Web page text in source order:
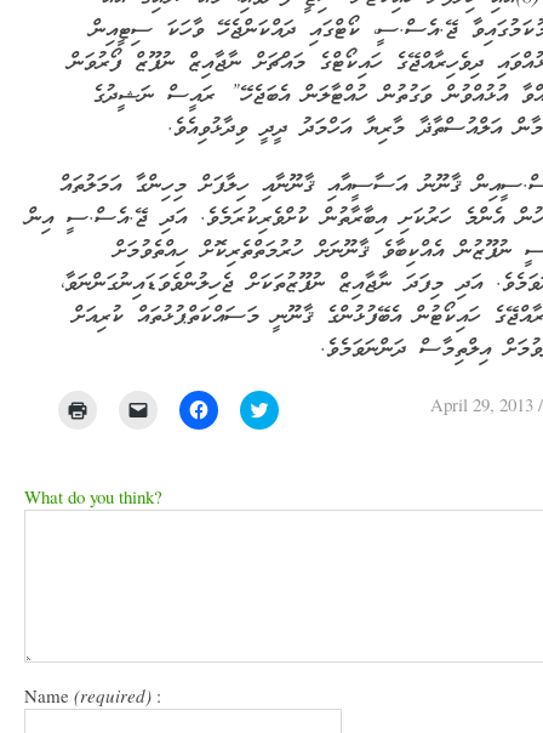
ޖޭ.އެސް.ސީ، ކޯޓްގައި ދައްކަންޖެހޭ ވާހަކަ ސިޓީއިން
ދިވެހިރާއްޖޭގެ ހައިކޯޓްގެ މައްޗަށް ނާޖާއިޒް ނުފޫޒް ފޯރުވަން
އުޅުއްވުން ވަގުތުން ހުއްޓާލަން އެބަޖެހޭ” ރައީސް ނަޝީދުގެ
އަލްއުސްތާޛާ މާރިޔާ އަހްމަދު ދީދީ ވިދާޅުވިއެވެ.
ޤާނޫނު އަސާސީއާއި ޤާނޫނާއި ހިލާފަށް މިހިންގާ އަމަލުތައް
އެންމެ ހަރުކަށި އިބާރާތުން ކުށްވެރިކުރަމެވެ. އަދި ޖޭ.އެސް.ސީ އިން
ނުފޫޒުން އެއްކިބާވެ ޤާނޫނަށް ހުރުމަތްތެރިކޮށް ހިއްތެވުމަށް
އަދި މިފަދަ ނާޖާއިޒް ނުފޫޒުތަކަށް ޖެހިލުންވެވަޑައިނުގަންނަވާ،
ހައިކޯޓުން އެބޭފުޅުންގެ ޤާނޫނީ މަސައްކަތްޕުޅުތައް ކުރިއަށް
އިލްތިމާސް ދަންނަވަމެވެ.
Click
to
new
Click
to
new
a
friend
window)
April 29, 2013
What do you think?
Name (required) :